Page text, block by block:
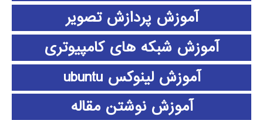
آموزش پردازش تصویر
آموزش شبکه های کامپیوتری
آموزش لینوکس ubuntu
آموزش نوشتن مقاله